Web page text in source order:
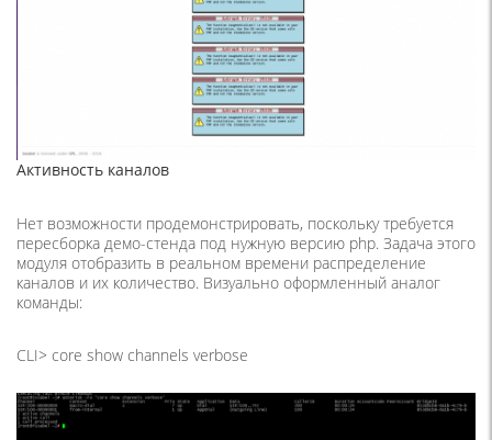
Активность каналов
Нет возможности продемонстрировать, поскольку требуется
пересборка демо-стенда под нужную версию php. Задача этого
модуля отобразить в реальном времени распределение
каналов и их количество. Визуально оформленный аналог
команды:
CLI> core show channels verbose